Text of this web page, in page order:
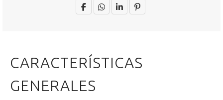
CARACTERÍSTICAS
GENERALES